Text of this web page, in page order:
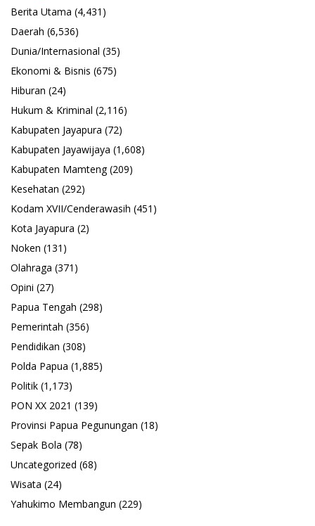
Berita Utama (4,431)
Daerah (6,536)
Dunia/Internasional (35)
Ekonomi & Bisnis (675)
Hiburan (24)
Hukum & Kriminal (2,116)
Kabupaten Jayapura (72)
Kabupaten Jayawijaya (1,608)
Kabupaten Mamteng(209)
Kesehatan (292)
Kodam XVII/Cenderawasih (451)
Kota Jayapura (2)
Noken (131)
Olahraga (371)
Opini (27)
Papua Tengah (298)
Pemerintah (356)
Pendidikan (308)
Polda Papua (1,885)
Politik (1,173)
PON XX 2021 (139)
Provinsi Papua Pegunungan (18)
Sepak Bola (78)
Uncategorized (68)
Wisata (24)
Yahukimo Membangun (229)